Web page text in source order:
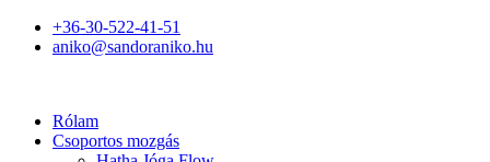
+36-30-522-41-51
aniko@sandoraniko.hu
Rólam
Csoportos mozgás